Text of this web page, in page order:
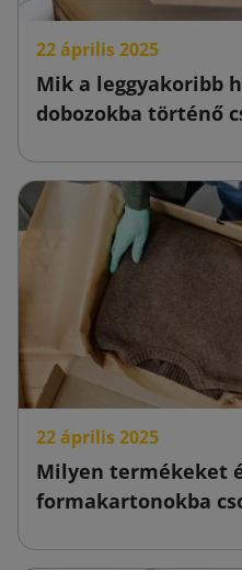
22 április 2025
Mik a leggyakoribb
dobozokba történő
22 április 2025
Milyen termékeket
formakartonokba